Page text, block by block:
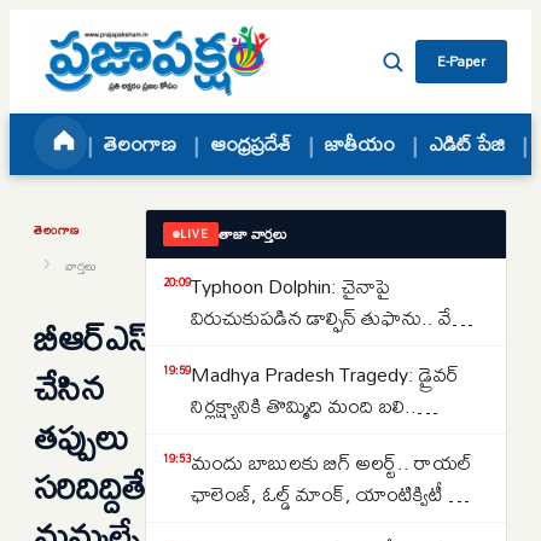
Skip to content
E-Paper
తెలంగాణ ఆంధ్రప్రదేశ్ జాతీయం ఎడిట్ పేజి
తెలంగాణ
› వార్తలు
బీఆర్ఎస్
చేసిన
తప్పులు
సరిదిద్దితే
LIVE తాజా వార్తలు
20:09Typhoon Dolphin: చైనాపై
విరుచుకుపడిన డాల్ఫిన్ తుఫాను.. వేలాది
సురక్షిత ప్రాంతాలకు తరలింపు..
19:59Madhya Pradesh Tragedy: డ్రైవర్
నిర్లక్ష్యానికి తొమ్మిది మంది బలి..
కొట్టుకుపోయిన వ్యాన్..
19:53మందు బాబులకు బిగ్ అలర్ట్.. రాయల్
ఛాలెంజ్, ఓల్డ్ మాంక్‌, యాంటిక్విటీ బ్లూ,